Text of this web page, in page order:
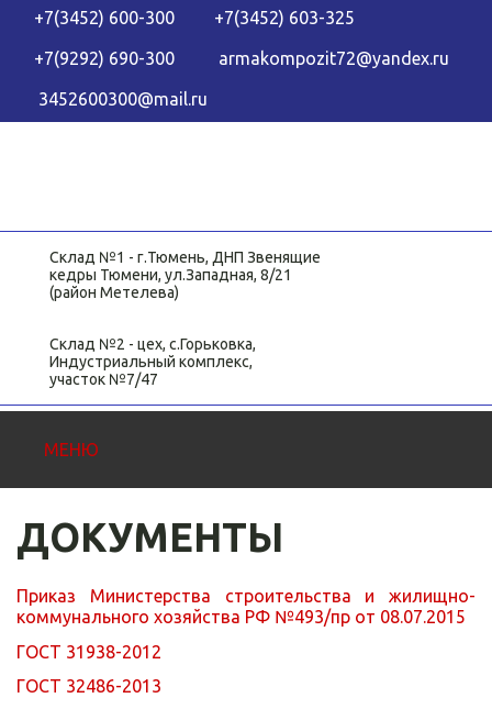
+7(3452) 600-300 +7(3452) 603-325
+7(9292) 690-300 armakompozit72@yandex.ru
3452600300@mail.ru
Склад №1 - г.Тюмень, ДНП Звенящие
кедры Тюмени, ул.Западная, 8/21
(район Метелева)
Склад №2 - цех, с.Горьковка,
Индустриальный комплекс,
участок №7/47
МЕНЮ
ДОКУМЕНТЫ
Приказ Министерства строительства и жилищно-
коммунального хозяйства РФ №493/пр от 08.07.2015
ГОСТ 31938-2012
ГОСТ 32486-2013